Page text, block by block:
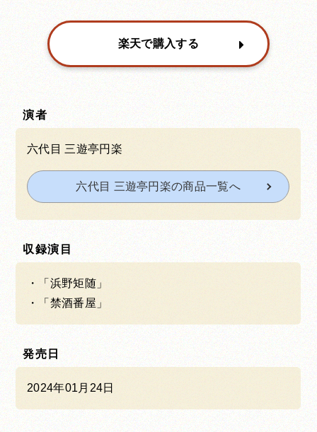
楽天で購入する
演者
六代目 三遊亭円楽
六代目 三遊亭円楽の商品一覧へ
収録演目
「浜野矩随」
「禁酒番屋」
発売日
2024年01月24日